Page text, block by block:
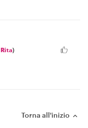
Rita)
Torna all'inizio